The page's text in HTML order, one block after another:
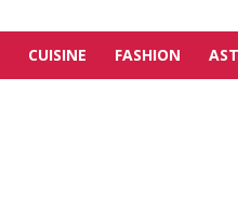
CUISINE FASHION